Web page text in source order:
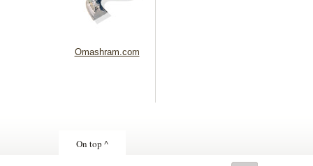
Omashram.com
On top ^